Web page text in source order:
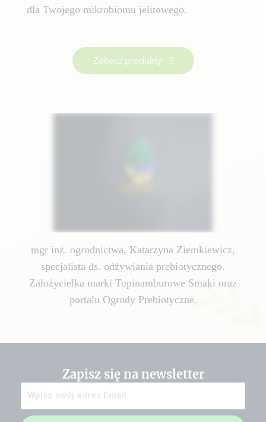
mgr inż. ogrodnictwa, Katarzyna Ziemkiewicz,
specjalista ds. odżywiania prebiotycznego.
Założycielka marki Topinamburowe Smaki oraz
portalu Ogrody Prebiotyczne.
dla Twojego mikrobiomu jelitowego.
Zobacz produkty
Zapisz się na newsletter